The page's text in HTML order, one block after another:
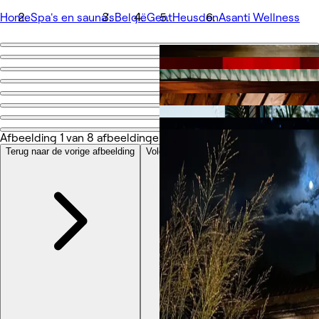
HomeSpa's en sauna'sBelgiëGentHeusdenAsanti Wellness
Ga terug
Asanti Wellness
Delen
Foto's
Over
Afbeelding 1 van 8 afbeeldingen
Terug naar de vorige afbeelding Volgende afbeelding